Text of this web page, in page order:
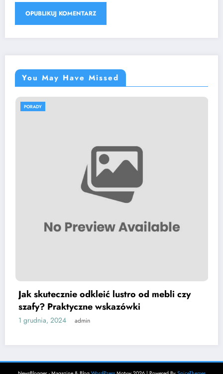
You May Have Missed
lustro od mebli czy
wskazówki
Pasożyty